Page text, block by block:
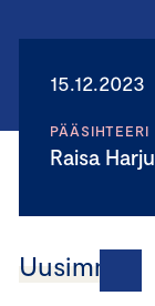
15.12.2023
PÄÄSIHTEERI
Raisa Harju
Uusimmat